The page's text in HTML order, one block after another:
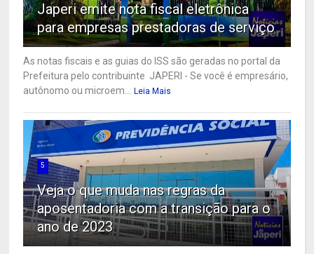
Japeri emite nota fiscal eletrônica
para empresas prestadoras de serviço
As notas fiscais e as guias do ISS são geradas no portal da
Prefeitura pelo contribuinte JAPERI - Se você é empresário,
autônomo ou microem...
Leia Mais
5
Veja o que muda nas regras da
aposentadoria com a transição para o
ano de 2023